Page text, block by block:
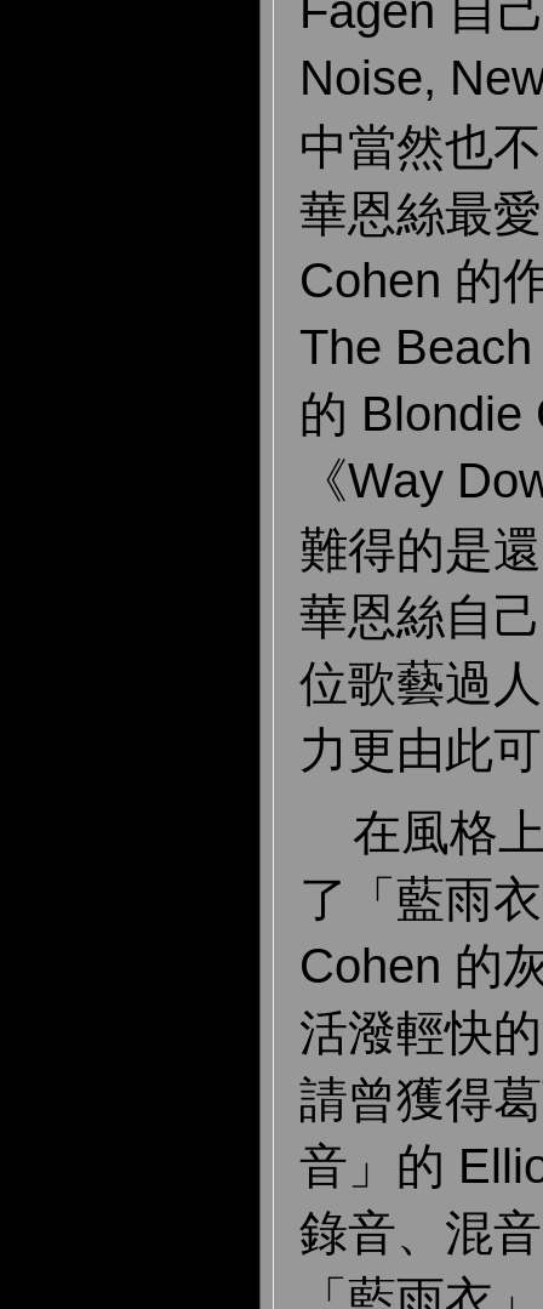
Noise,
中當然也
華恩絲最
Cohen 的
The
的 Blondie
《Way
難得的是
華恩絲自
位歌藝過
力更由此
在風格
了「藍雨
Cohen 的
活潑輕快
請曾獲得
音」的
錄音、混